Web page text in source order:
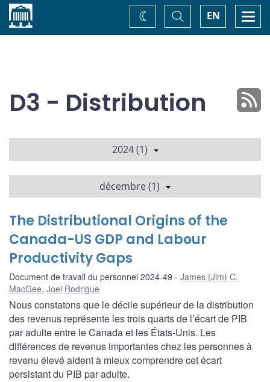
Accueil EN
Basculer
la
recherche
Changez
de
D3 - Distribution
2024 (1)
décembre (1)
The Distributional Origins of the
Canada-US GDP and Labour
Productivity Gaps
Document de travail du personnel 2024-49
James (Jim) C.
MacGee, Joel Rodrigue
Nous constatons que le décile supérieur de la distribution
des revenus représente les trois quarts de l’écart de PIB
par adulte entre le Canada et les États-Unis. Les
différences de revenus importantes chez les personnes à
revenu élevé aident à mieux comprendre cet écart
persistant du PIB par adulte.